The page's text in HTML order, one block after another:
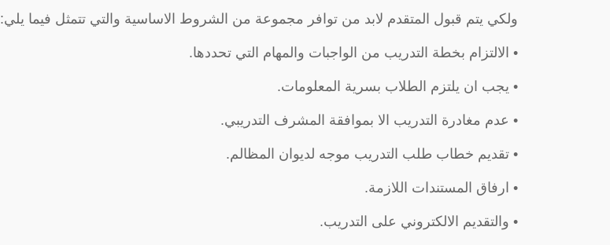
ولكي يتم قبول المتقدم لابد من توافر مجموعة من الشروط الاساسية والتي تتمثل فيما يلي:
• الالتزام بخطة التدريب من الواجبات والمهام التي تحددها.
• يجب ان يلتزم الطلاب بسرية المعلومات.
• عدم مغادرة التدريب الا بموافقة المشرف التدريبي.
• تقديم خطاب طلب التدريب موجه لديوان المظالم.
• ارفاق المستندات اللازمة.
• والتقديم الالكتروني على التدريب.